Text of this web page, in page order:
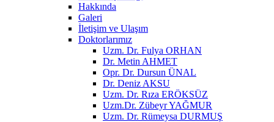
Hakkında
Galeri
İletişim ve Ulaşım
Doktorlarımız
Uzm. Dr. Fulya ORHAN
Dr. Metin AHMET
Opr. Dr. Dursun ÜNAL
Dr. Deniz AKSU
Uzm. Dr. Rıza ERÖKSÜZ
Uzm.Dr. Zübeyr YAĞMUR
Uzm. Dr. Rümeysa DURMUŞ